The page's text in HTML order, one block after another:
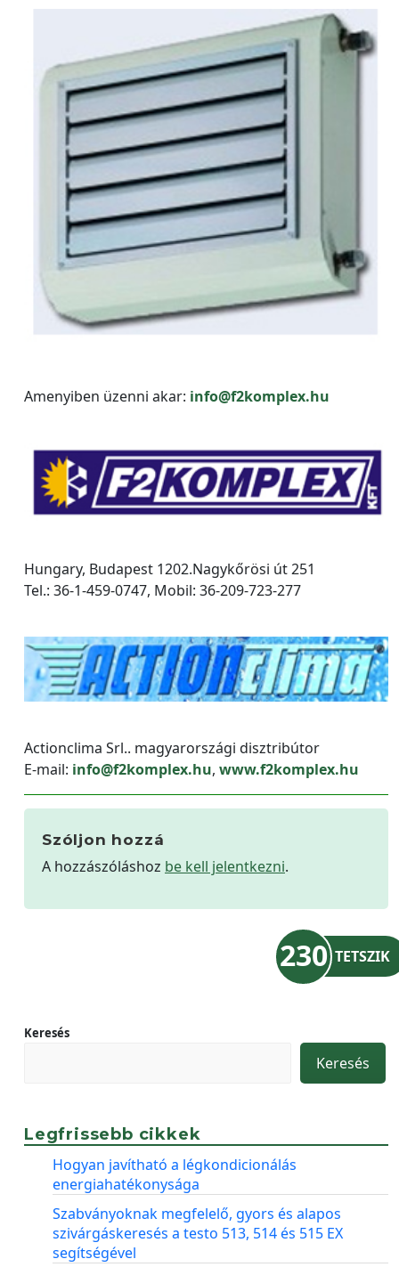
Amenyiben üzenni akar: info@f2komplex.hu
Hungary, Budapest 1202.Nagykőrösi út 251
Tel.: 36-1-459-0747, Mobil: 36-209-723-277
Actionclima Srl.. magyarországi disztribútor
E-mail: info@f2komplex.hu, www.f2komplex.hu
Szóljon hozzá
A hozzászóláshoz be kell jelentkezni.
230 TETSZIK
Keresés
Keresés
Legfrissebb cikkek
Hogyan javítható a légkondicionálás
energiahatékonysága
Szabványoknak megfelelő, gyors és alapos
szivárgáskeresés a testo 513, 514 és 515 EX
segítségével